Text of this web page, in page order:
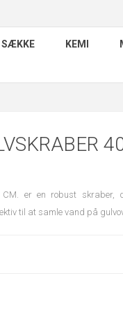
SÆKKE KEMI
CM. er en robust skraber,
til at samle vand på